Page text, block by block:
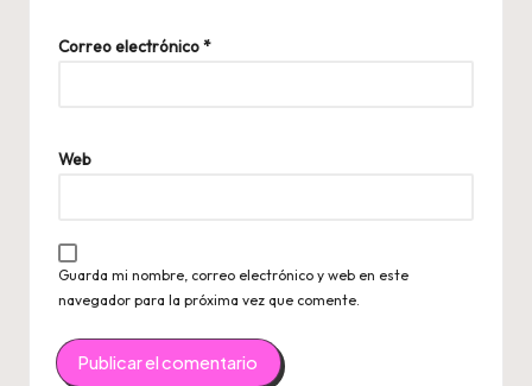
Correo electrónico*
Web
Guarda mi nombre, correo electrónico y web en este
navegador para la próxima vez que comente.